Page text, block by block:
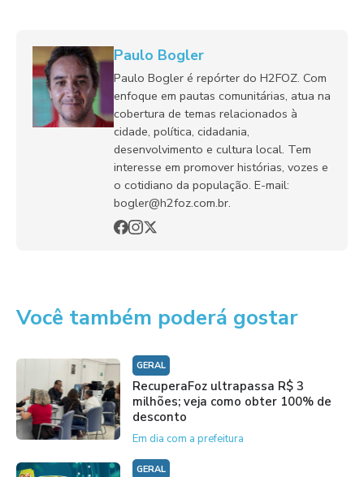
Paulo Bogler
Paulo Bogler é repórter do H2FOZ. Com
enfoque em pautas comunitárias, atua na
cobertura de temas relacionados à
cidade, política, cidadania,
desenvolvimento e cultura local. Tem
interesse em promover histórias, vozes e
o cotidiano da população. E-mail:
bogler@h2foz.com.br.
Você também poderá gostar
GERAL
RecuperaFoz ultrapassa R$ 3
milhões; veja como obter 100% de
desconto
Em dia com a prefeitura
GERAL